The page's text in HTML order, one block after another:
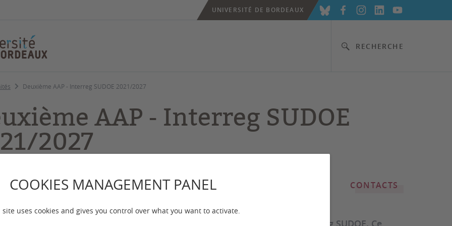
COOKIES MANAGEMENT PANEL
site uses cookies and gives you control over what you want to activate.
RECHERCHE
UNIVERSITÉ DE BORDEAUX
Deuxième AAP - Interreg SUDOE 2021/2027
AAP - Interreg SUDOE
2027
mise à jour :le 24/04/2024 CONTACTS
candidatures jusqu'au 31 mai | Seconde salve de l'AAP européen Interreg SUDOE. Ce